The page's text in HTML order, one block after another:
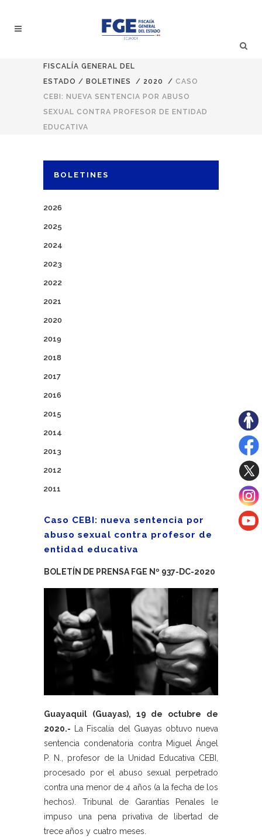
FISCALÍA GENERAL DEL
ESTADO / BOLETINES / 2020 / CASO
CEBI: NUEVA SENTENCIA POR ABUSO
SEXUAL CONTRA PROFESOR DE ENTIDAD
EDUCATIVA
BOLETINES
2026
2025
2024
2023
2022
2021
2020
2019
2018
2017
2016
2015
2014
2013
2012
2011
Caso CEBI: nueva sentencia por
abuso sexual contra profesor de
entidad educativa
BOLETÍN DE PRENSA FGE Nº 937-DC-2020
Guayaquil (Guayas), 19 de octubre de
2020.- La Fiscalía del Guayas obtuvo nueva
sentencia condenatoria contra Miguel Ángel
P. N., profesor de la Unidad Educativa CEBI,
procesado por el abuso sexual perpetrado
contra una menor de 4 años (a la fecha de los
hechos). Tribunal de Garantías Penales le
impuso una pena privativa de libertad de
trece años y cuatro meses.